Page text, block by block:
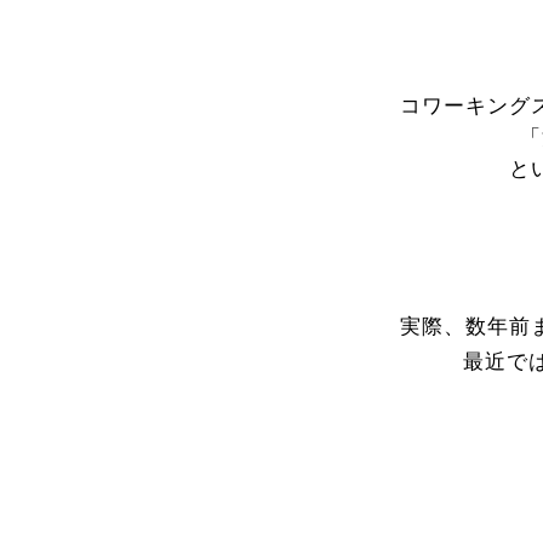
コワーキング
と
実際、数年前
最近で